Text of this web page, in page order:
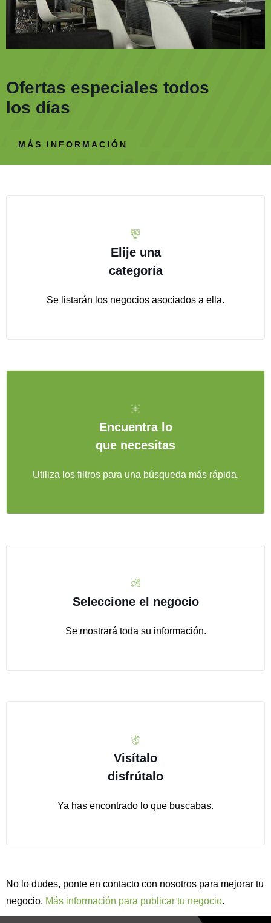
Ofertas especiales todos
los días
MÁS INFORMACIÓN
Elije una
categoría
Se listarán los negocios asociados a ella.
Encuentra lo
que necesitas
Utiliza los filtros para una búsqueda más rápida.
Seleccione el negocio
Se mostrará toda su información.
Visítalo
disfrútalo
Ya has encontrado lo que buscabas.
No lo dudes, ponte en contacto con nosotros para mejorar tu
negocio. Más información para publicar tu negocio.